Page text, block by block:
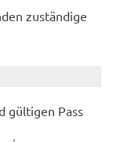
zuständige
gültigen Pass